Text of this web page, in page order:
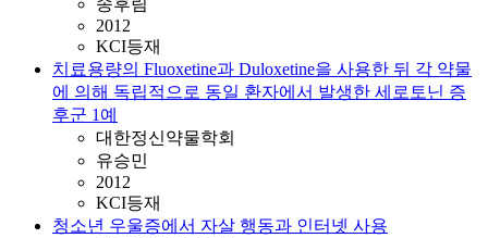
송후림
2012
KCI등재
치료용량의 Fluoxetine과 Duloxetine을 사용한 뒤 각 약물
에 의해 독립적으로 동일 환자에서 발생한 세로토닌 증
후군 1예
대한정신약물학회
유승민
2012
KCI등재
청소년 우울증에서 자살 행동과 인터넷 사용